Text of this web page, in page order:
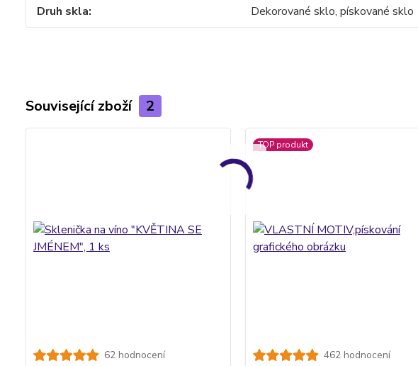
Druh skla
Dekorované sklo, pískované sklo
Související zboží 2
62 hodnocení
TOP produkt
462 hodnocení